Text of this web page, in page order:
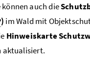
können auch die
) im Wald mit
Hinweiskarte
aktualisiert.